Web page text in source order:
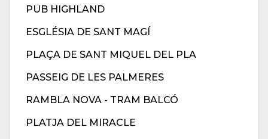
PUB HIGHLAND
ESGLÉSIA DE SANT MAGÍ
PLAÇA DE SANT MIQUEL DEL PLA
PASSEIG DE LES PALMERES
RAMBLA NOVA - TRAM BALCÓ
PLATJA DEL MIRACLE